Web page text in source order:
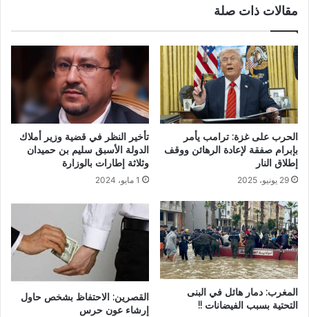
مقالات ذات صلة
الحرب على غزة: ترامب يأمر
بإبرام صفقة لإعادة الرهائن ووقف
إطلاق النار
29 يونيو، 2025
تأخير النظر في قضية وزير أملاك
الدولة الأسبق سليم بن حميدان
وثلاثة إطارات بالوزارة
1 مايو، 2024
المغرب: دمار هائل في البنى
التحتية بسبب الفيضانات !!
القصرين: الاحتفاظ بشخص حاول
إرشاء عون حرس